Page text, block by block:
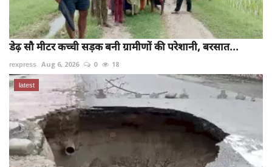
डेढ़ सौ मीटर कच्ची सड़क बनी ग्रामीणों की परेशानी, बरसात...
rexpress Aug 6, 2026 0 18
latest